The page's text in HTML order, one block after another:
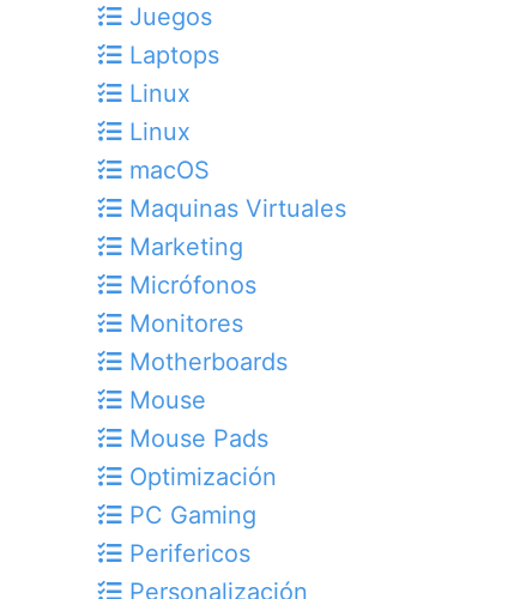
Juegos
Laptops
Linux
Linux
macOS
Maquinas Virtuales
Marketing
Micrófonos
Monitores
Motherboards
Mouse
Mouse Pads
Optimización
PC Gaming
Perifericos
Personalización